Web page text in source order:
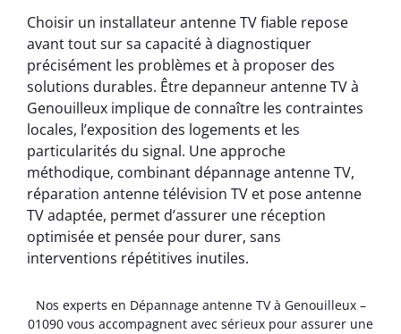
Choisir un installateur antenne TV fiable repose
avant tout sur sa capacité à diagnostiquer
précisément les problèmes et à proposer des
solutions durables. Être depanneur antenne TV à
Genouilleux implique de connaître les contraintes
locales, l’exposition des logements et les
particularités du signal. Une approche
méthodique, combinant dépannage antenne TV,
réparation antenne télévision TV et pose antenne
TV adaptée, permet d’assurer une réception
optimisée et pensée pour durer, sans
interventions répétitives inutiles.
Nos experts en Dépannage antenne TV à Genouilleux –
01090 vous accompagnent avec sérieux pour assurer une